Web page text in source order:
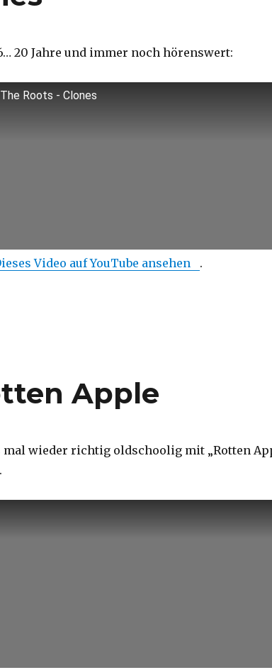
20 Jahre und immer noch hörenswert:
The Roots - Clones
Video auf YouTube ansehen .
Apple
mal wieder richtig oldschoolig mit „Rotten